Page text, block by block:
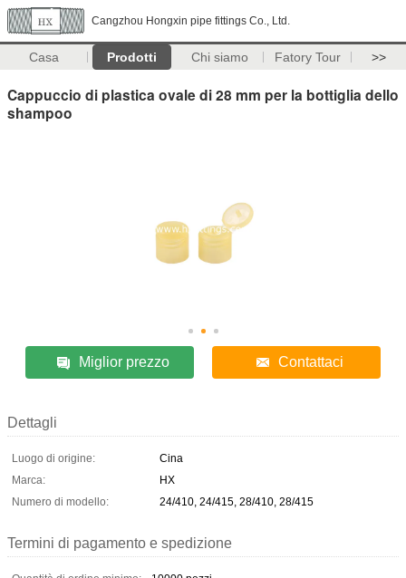
Cangzhou Hongxin pipe fittings Co., Ltd.
Casa Prodotti Chi siamo Fatory Tour >>
Cappuccio di plastica ovale di 28 mm per la bottiglia dello
shampoo
Miglior prezzo Contattaci
Dettagli
Luogo di origine:
Cina
Marca:
HX
Numero di modello:
24/410, 24/415, 28/410, 28/415
Termini di pagamento e spedizione